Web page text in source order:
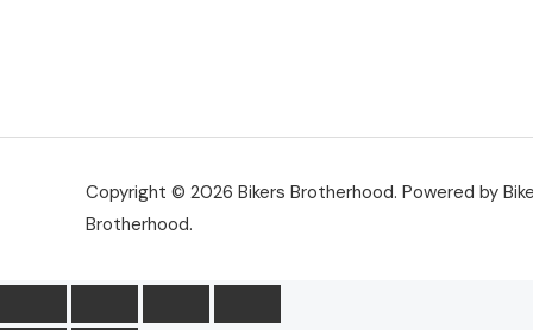
Copyright © 2026 Bikers Brotherhood. Powered by
Brotherhood.